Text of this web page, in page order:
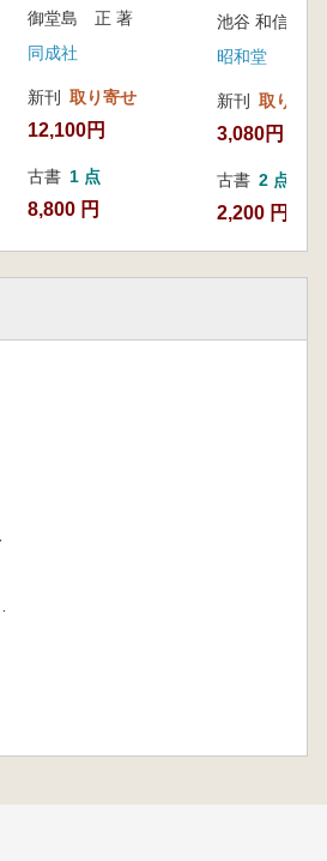
御堂島 正 著
同成社
新刊 取り寄せ
12,100円
古書 1 点
8,800 円
池谷 和信 編
昭和堂
新刊 取り寄せ
3,080円
古書 2 点
2,200 円~